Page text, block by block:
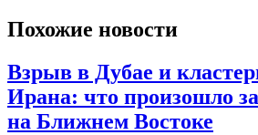
Похожие новости
Взрыв в Дубае и
Ирана: что произошло
на Ближнем Востоке